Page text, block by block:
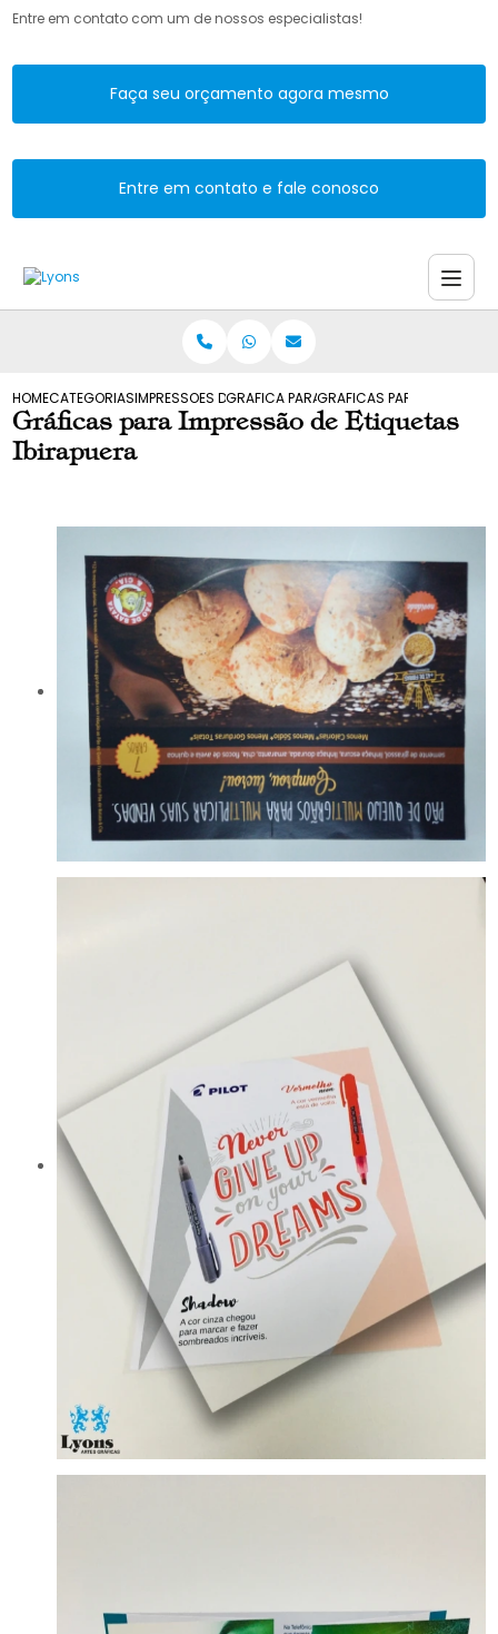
Entre em contato com um de nossos especialistas!
Faça seu orçamento agora mesmo
Entre em contato e fale conosco
HOMECATEGORIASIMPRESSOES DE ETIQUETASGRAFICA PARA IMPRESSAO DE ETIQUETAS
GRAFICAS PARA
Gráficas para Impressão de Etiquetas
Ibirapuera